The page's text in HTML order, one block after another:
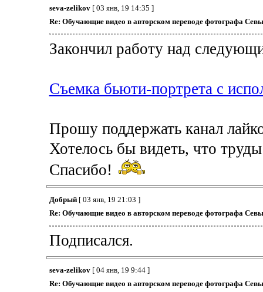
seva-zelikov[ 03 янв, 19 14:35 ]
Re: Обучающие видео в авторском переводе фотографа
Закончил работу над
Съемка бьюти-портрета с
Прошу поддержать канал
Хотелось бы видеть, что
Спасибо!
Добрый[ 03 янв, 19 21:03 ]
Re: Обучающие видео в авторском переводе фотографа
Подписался.
seva-zelikov[ 04 янв, 19 9:44 ]
Re: Обучающие видео в авторском переводе фотографа